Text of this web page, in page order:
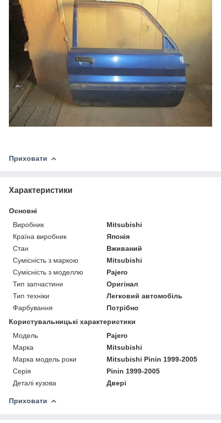
Приховати
Характеристики
Основні
Виробник
Mitsubishi
Країна виробник
Японія
Стан
Вживаний
Сумісність з маркою
Mitsubishi
Сумісність з моделлю
Pajero
Тип запчастини
Оригінал
Тип техніки
Легковий автомобіль
Фарбування
Потрібно
Користувальницькі характеристики
Мoдель
Pajero
Марка
Mitsubishi
Марка модель роки
Mitsubishi Pinin 1999-2005
Серія
Pinin 1999-2005
Деталі кузова
Двері
Приховати